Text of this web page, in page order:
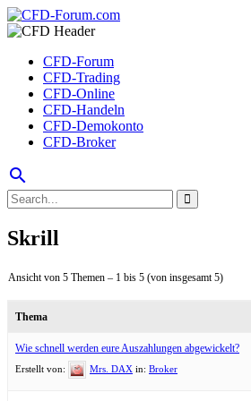
CFD-Forum
CFD-Trading
CFD-Online
CFD-Handeln
CFD-Demokonto
CFD-Broker
search
Skrill
Ansicht von 5 Themen – 1 bis 5 (von insgesamt 5)
Thema
Wie schnell werden eure Auszahlungen abgewickelt?
Erstellt von: Mrs. DAX in: Broker